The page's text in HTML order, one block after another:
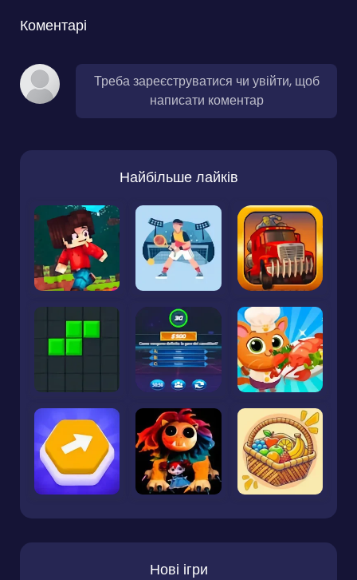
Коментарі
Треба зареєструватися чи увійти, щоб
написати коментар
Найбільше лайків
Нові ігри